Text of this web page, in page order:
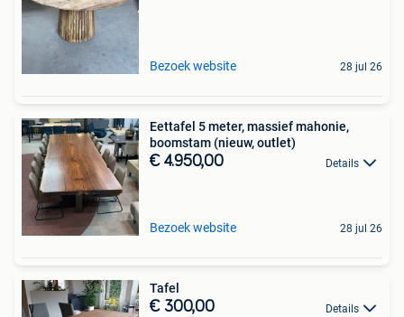
Bezoek website 28 jul 26
Eettafel 5 meter, massief mahonie,
boomstam (nieuw, outlet)
€ 4.950,00 Details
Bezoek website 28 jul 26
Tafel
€ 300,00 Details